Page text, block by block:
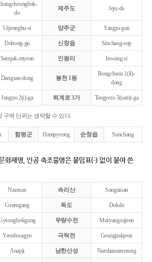
do
제주도 Jeju-do
Uijeongbu-si 양주군 Yangju-gun
Dobong-gu 신창읍 Sinchang-eup
Samjuk-myeon 인왕리 Inwang-ri
Dangsan-dong 봉천 1동
Bongcheon 1(il)-
dong
Jongno 2(i)-ga 퇴계로 3가 Toegyero 3(sam)-ga
구역 단위는 생략할 수 있다.
함평군 Hampyeong 순창읍 Sunchang
화재명, 인공 축조물명은 붙임표(-) 없이 붙여 쓴
Namsan 속리산 Songnisan
Geumgang 독도 Dokdo
무량수전 Muryangsujeon
Yeonhwagyo 극락전 Geungnakjeon
Anapji 남한산성 Namhansanseong